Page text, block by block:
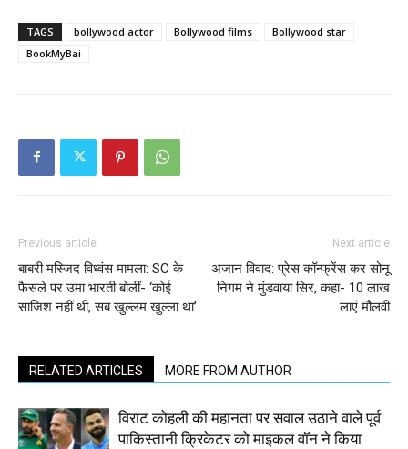
TAGS bollywood actor Bollywood films
Bollywood star
BookMyBai
Previous article
बाबरी मस्जिद विध्वंस मामला: SC के
फैसले पर उमा भारती बोलीं- ‘कोई
साजिश नहीं थी, सब खुल्लम खुल्ला था’
Next article
अजान विवाद: प्रेस कॉन्फ्रेंस कर सोनू
निगम ने मुंडवाया सिर, कहा- 10 लाख
लाएं मौलवी
RELATED ARTICLES MORE FROM AUTHOR
विराट कोहली की महानता पर सवाल उठाने वाले पूर्व
पाकिस्तानी क्रिकेटर को माइकल वॉन ने किया